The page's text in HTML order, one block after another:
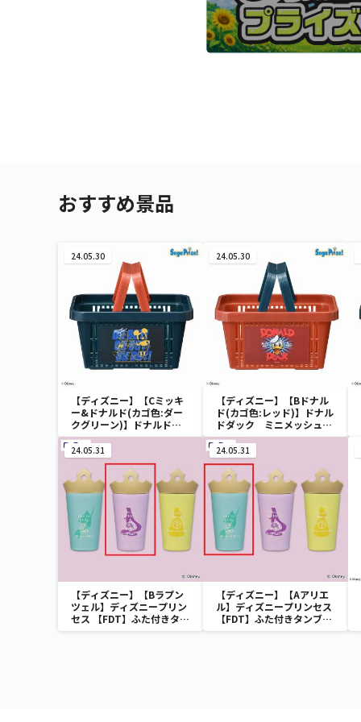
おすすめ景品
24.05.30
【ディズニー】【Cミッキ
ー&ドナルド(カゴ色:ダー
クグリーン)】ドナルドダ
ック ミニメッシュカゴ
24.05.30
【ディズニー】【Bドナル
ド(カゴ色:レッド)】ドナル
ドダック ミニメッシュカ
ゴ
24.05.31
【ディズニー】【Bラプン
ツェル】ディズニープリン
セス 【FDT】ふた付きタン
ブラー
24.05.31
【ディズニー】【Aアリエ
ル】ディズニープリンセス
【FDT】ふた付きタンブラ
ー